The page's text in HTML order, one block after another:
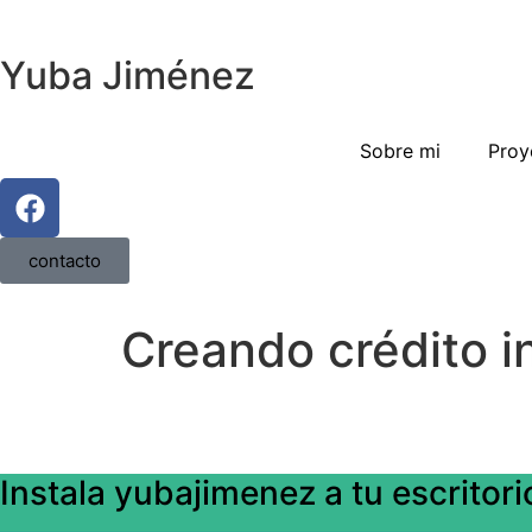
Yuba Jiménez
Sobre mi
contacto
Creando crédito
Instala yubajimenez a tu